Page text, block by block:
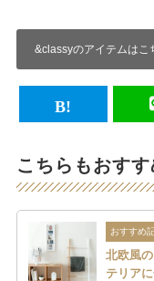
&classyのアイテムはこ
こちらもおす
おすすめ
北欧風
テリア